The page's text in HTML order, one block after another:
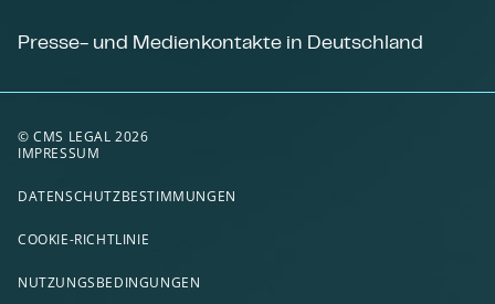
Presse- und Medienkontakte in Deutschland
© CMS LEGAL 2026
IMPRESSUM
DATENSCHUTZBESTIMMUNGEN
COOKIE-RICHTLINIE
NUTZUNGSBEDINGUNGEN